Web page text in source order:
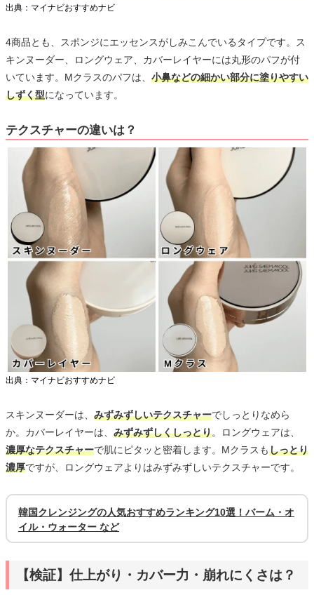
出典：マイナビおすすめナビ
4商品とも、スポンジにエッセンスがしみこんでいるタイプです。ス
キンヌーダー、ロングウェア、カバーレイヤーには丸形のパフが付
いています。Mクラスのパフは、 小鼻などの細かい部分に塗りやすい
しずく型になっています。
テクスチャーの違いは？
出典：マイナビおすすめナビ
スキンヌーダーは、 みずみずしいテクスチャーでしっとりなめら
か。カバーレイヤーは、 みずみずしくしっとり。ロングウェアは、
濃厚なテクスチャーで肌にピタッと密着します。Mクラスもしっとり
濃厚ですが、ロングウェアよりはみずみずしいテクスチャーです。
韓国クレンジングの人気おすすめランキング10選！バーム・オ
イル・ウォーター など
【検証】仕上がり・カバー力・崩れにくさは？